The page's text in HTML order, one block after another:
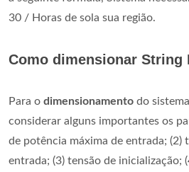
30 / Horas de sola sua região.
Como dimensionar String
Para o dimensionamento do
considerar alguns importantes os
de potência máxima de entrada; (2)
entrada; (3) tensão de inicialização;